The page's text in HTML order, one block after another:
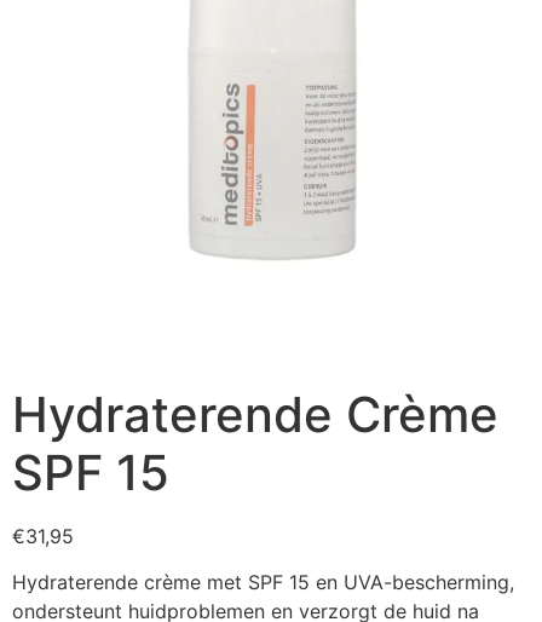
Hydraterende Crème
SPF 15
€31,95
Hydraterende crème met SPF 15 en UVA-bescherming,
ondersteunt huidproblemen en verzorgt de huid na